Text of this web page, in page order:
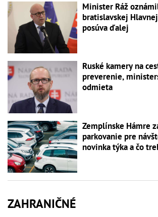
Minister Ráž
bratislavskej
posúva ďalej
Ruské kamery na
preverenie,
odmieta
Zemplínske Hámre
parkovanie pre
novinka týka a čo
ZAHRANIČNÉ